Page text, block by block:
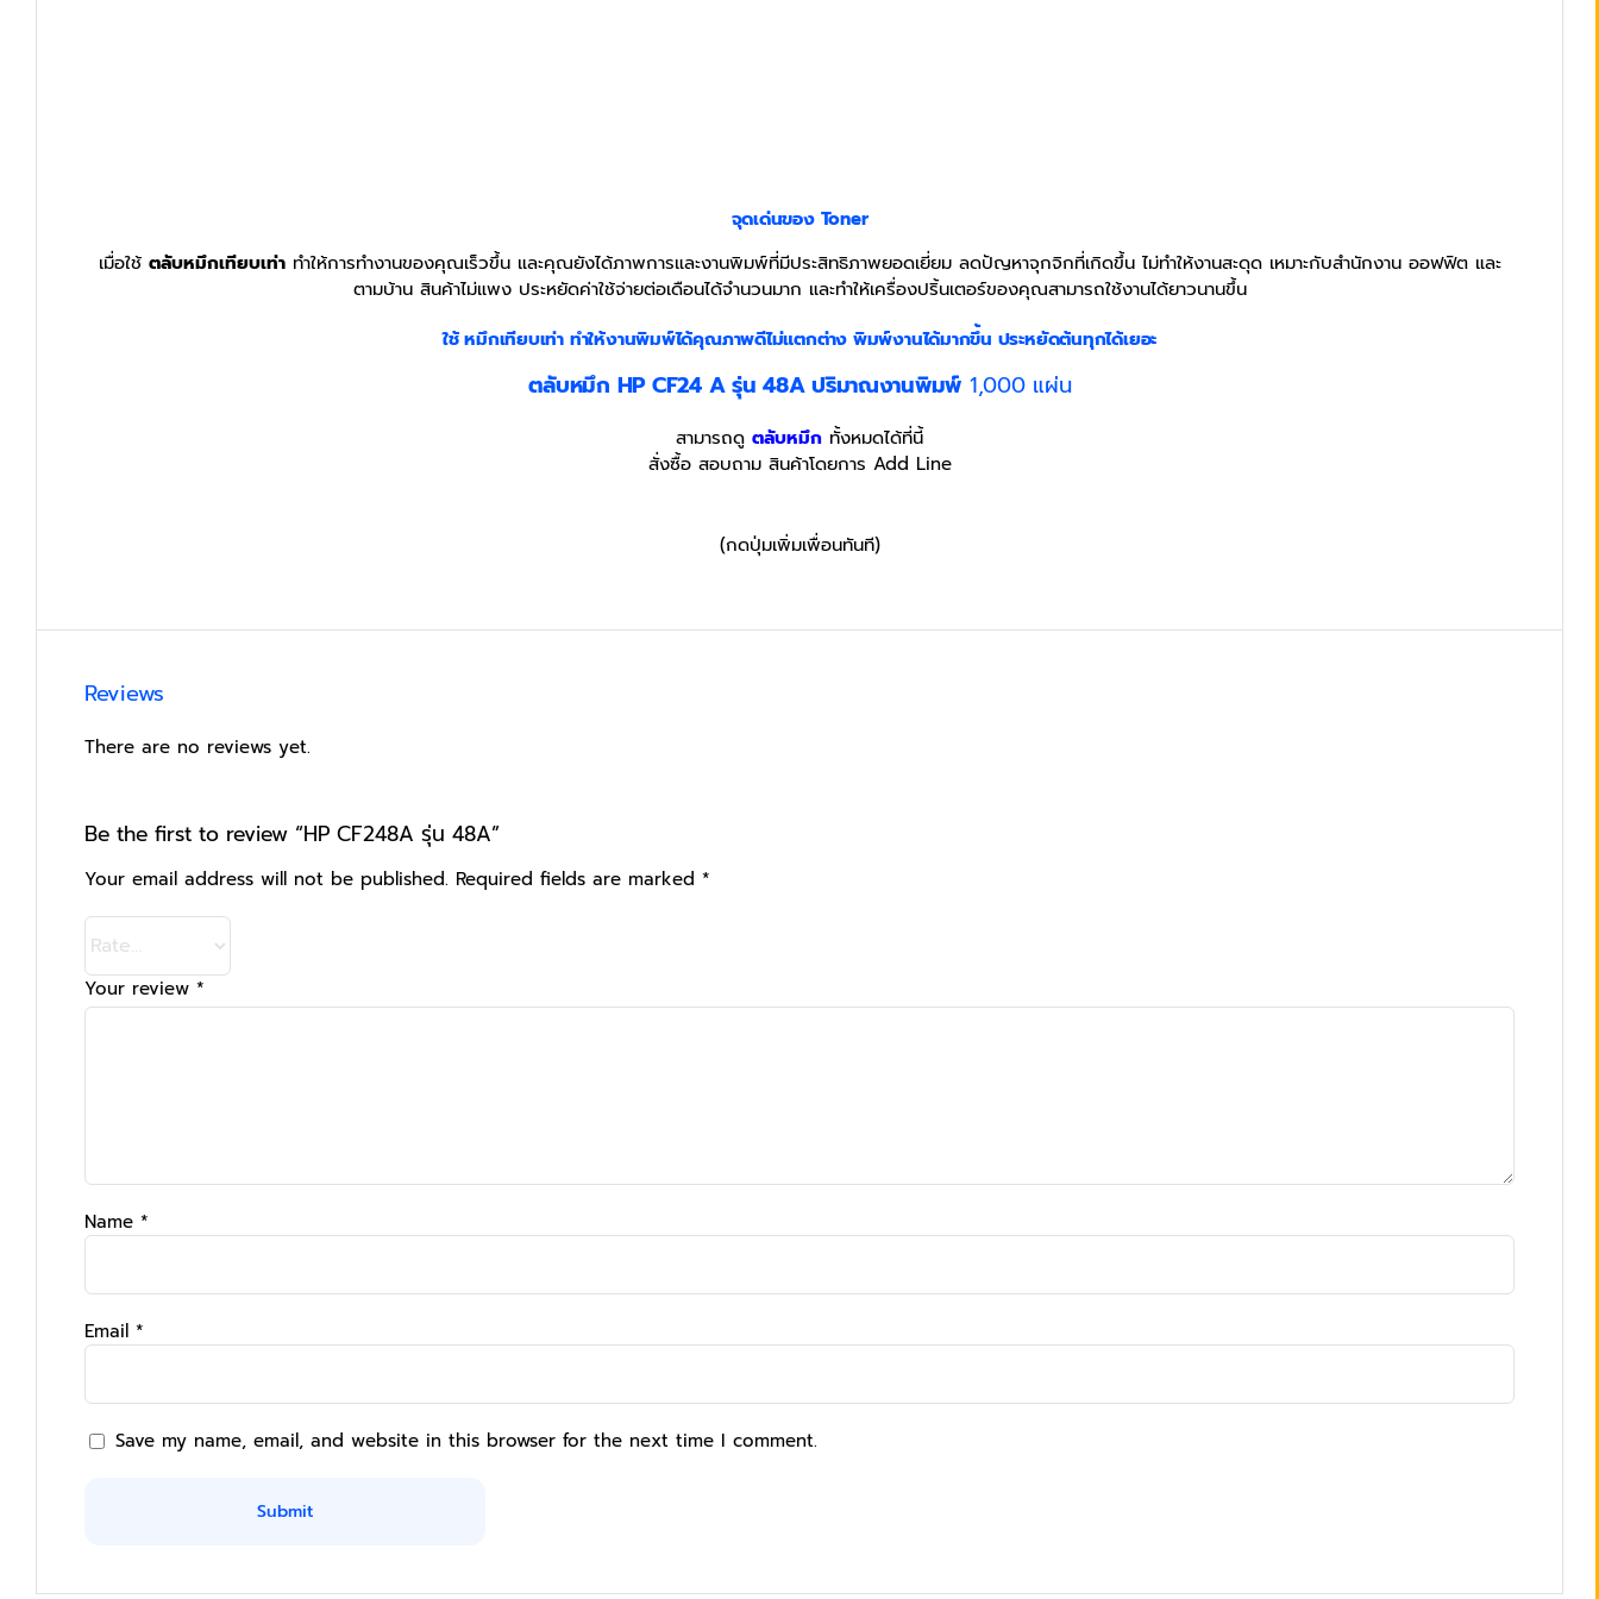
จุดเด่นของ Toner
เมื่อใช้ ตลับหมึกเทียบเท่าทำให้การทำงานของคุณเร็วขึ้น และคุณยังได้ภาพการและงานพิมพ์ที่มีประสิทธิภาพยอดเยี่ยม ลดปัญหาจุกจิกที่เกิดขึ้น ไม่ทำให้งานสะดุด เหมาะกับสำนักงาน ออฟฟิต และ
ตามบ้าน สินค้าไม่แพง ประหยัดค่าใช้จ่ายต่อเดือนได้จำนวนมาก และทำให้เครื่องปริ้นเตอร์ของคุณสามารถใช้งานได้ยาวนานขึ้น
ใช้ หมึกเทียบเท่า ทำให้งานพิมพ์ได้คุณภาพดีไม่แตกต่าง พิมพ์งานได้มากขึ้น ประหยัดต้นทุกได้เยอะ
ตลับหมึก HP CF24 A รุ่น 48A ปริมาณงานพิมพ์ 1,000 แผ่น
สามารถดู ตลับหมึก ทั้งหมดได้ที่นี้
สั่งซื้อ สอบถาม สินค้าโดยการ Add Line
(กดปุ่มเพิ่มเพื่อนทันที)
Reviews
There are no reviews yet.
Be the first to review “HP CF248A รุ่น 48A”
Your email address will not be published. Required fields are marked *
Your review *
Name *
Email *
Save my name, email, and website in this browser for the next time I comment.